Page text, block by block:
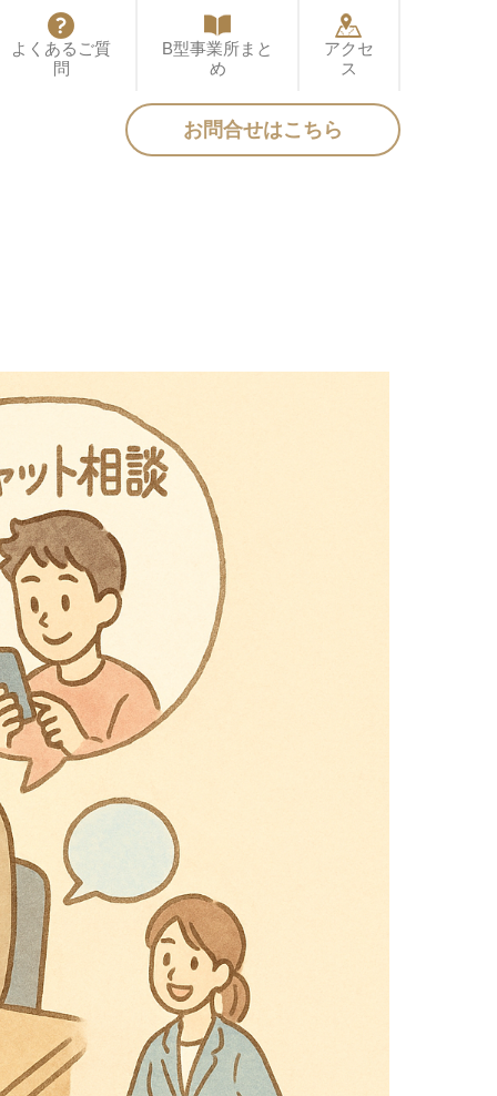
よくあるご質
問
B型事業所まと
め
アクセ
ス
お問合せはこちら